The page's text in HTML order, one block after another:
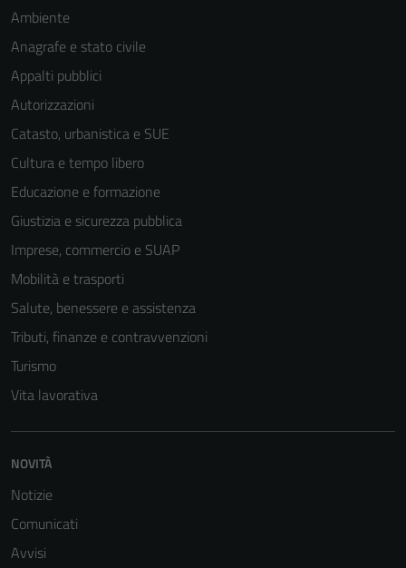
Ambiente
Anagrafe e stato civile
Appalti pubblici
Autorizzazioni
Catasto, urbanistica e SUE
Cultura e tempo libero
Educazione e formazione
Giustizia e sicurezza pubblica
Imprese, commercio e SUAP
Mobilità e trasporti
Salute, benessere e assistenza
Tributi, finanze e contravvenzioni
Turismo
Vita lavorativa
NOVITÀ
Notizie
Comunicati
Avvisi